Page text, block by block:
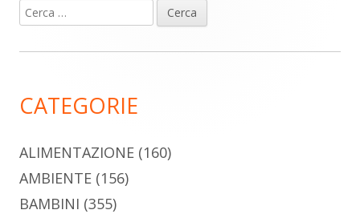
Barra
laterale
Ricerca
per:
CATEGORIE
ALIMENTAZIONE (160)
AMBIENTE (156)
BAMBINI (355)